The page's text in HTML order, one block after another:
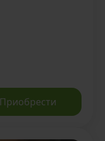
чай и
Приобрести